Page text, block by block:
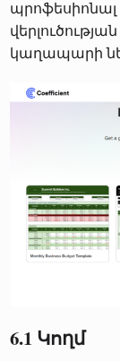
պրոֆեսիոնալ
կաղապարի
6.1 Կողմ